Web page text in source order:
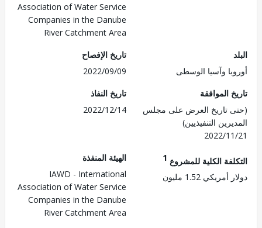
Association of Water Service
Companies in the Danube
River Catchment Area
وآسيا الوسطى
تاريخ الإفصاح
2022/09/09
الموافقة
تاريخ العرض على مجلس
التنفيذيين)
2022/
تاريخ النفاذ
2022/12/14
الكلية للمشروع1
1.52 مليون
الهيئة المنفذة
IAWD - International
Association of Water Service
Companies in the Danube
River Catchment Area